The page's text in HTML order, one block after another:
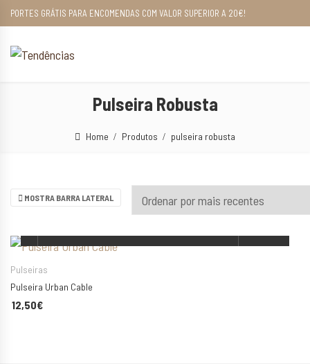
PORTES GRÁTIS PARA ENCOMENDAS COM VALOR SUPERIOR A 20€!
Pulseira Robusta
Home Produtos pulseira robusta
MOSTRA BARRA LATERAL
Pulseiras
Pulseira Urban Cable
12,50€